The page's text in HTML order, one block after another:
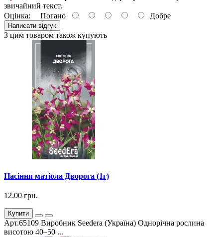
звичайний текст.
Оцінка: Погано Добре
Написати відгук
З цим товаром також купують
Насіння матіола Дворога (1г)
12.00 грн.
Купити
Арт.65109 Виробник Seedera (Україна) Однорічна рослина
висотою 40–50 ...